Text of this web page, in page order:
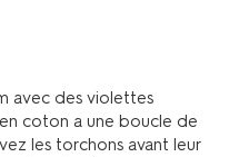
avec des violettes
coton a une boucle de
les torchons avant leur